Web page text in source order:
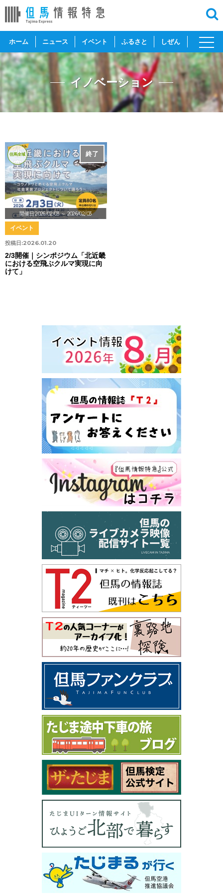
ホーム ニュース イベント ふるさと しぜん
toggle
イノベーション
開催日:2026/02/03～ 2026/02/03
終了
但馬全域
投稿日:2026.01.20
イベント
2/3開催｜シンポジウム「北近畿
における空飛ぶクルマ実現に向
けて」